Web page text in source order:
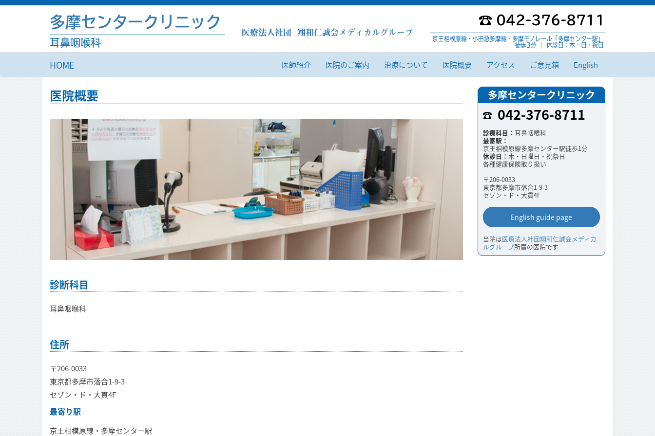
多摩センタークリニック
耳鼻咽喉科
医療法人社団 翔和仁誠会メディカルグループ
042-376-8711
京王相模原線・小田急多摩線・多摩モノレール「多摩センター駅」
徒歩3分 ｜ 休診日：木・日・祝日
HOME 医師紹介 医院のご案内 治療について 医院概要 アクセス ご意見箱 English
医院概要
診断科目
耳鼻咽喉科
住所
〒206-0033
東京都多摩市落合1-9-3
セゾン・ド・大貫4F
最寄り駅
京王相模原線・多摩センター駅
多摩センタークリニック
042-376-8711
診療科目： 耳鼻咽喉科
最寄駅：
京王相模原線多摩センター駅徒歩1分
休診日： 木・日曜日・祝祭日
各種健康保険取り扱い
〒206-0033
東京都多摩市落合1-9-3
セゾン・ド・大貫4F
English guide page
当院は医療法人社団翔和仁誠会メディカ
ルグループ所属の医院です